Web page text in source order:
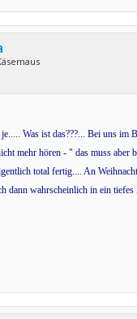
Was ist das???... Bei uns im
mehr hören - " das muss aber
total fertig.... An
dann wahrscheinlich in ein tiefes